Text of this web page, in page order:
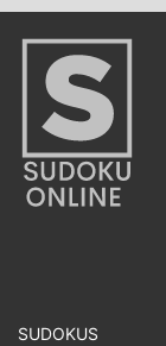
SUDOKUS